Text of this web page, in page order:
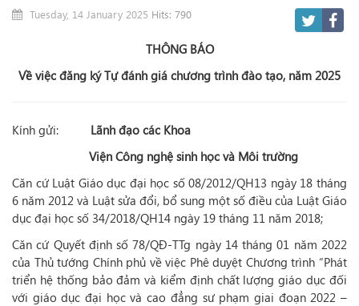
Tuesday, 14 January 2025 Hits: 790
THÔNG BÁO
Về việc đăng ký Tự đánh giá chương trình đào tạo, năm 2025
Kính gửi:
Lãnh đạo các Khoa
Viện Công nghệ sinh học và Môi trường
Căn cứ Luật Giáo dục đại học số 08/2012/QH13 ngày 18 tháng
6 năm 2012 và Luật sửa đổi, bổ sung một số điều của Luật Giáo
dục đại học số 34/2018/QH14 ngày 19 tháng 11 năm 2018;
Căn cứ Quyết định số 78/QĐ-TTg ngày 14 tháng 01 năm 2022
của Thủ tướng Chính phủ về việc Phê duyệt Chương trình “Phát
triển hệ thống bảo đảm và kiểm định chất lượng giáo dục đối
với giáo dục đại học và cao đẳng sư phạm giai đoạn 2022 –